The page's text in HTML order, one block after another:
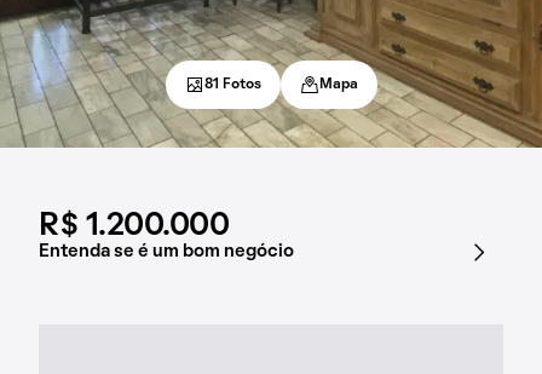
R$ 1.200.000
Entenda se é um bom negócio
81 Fotos Mapa